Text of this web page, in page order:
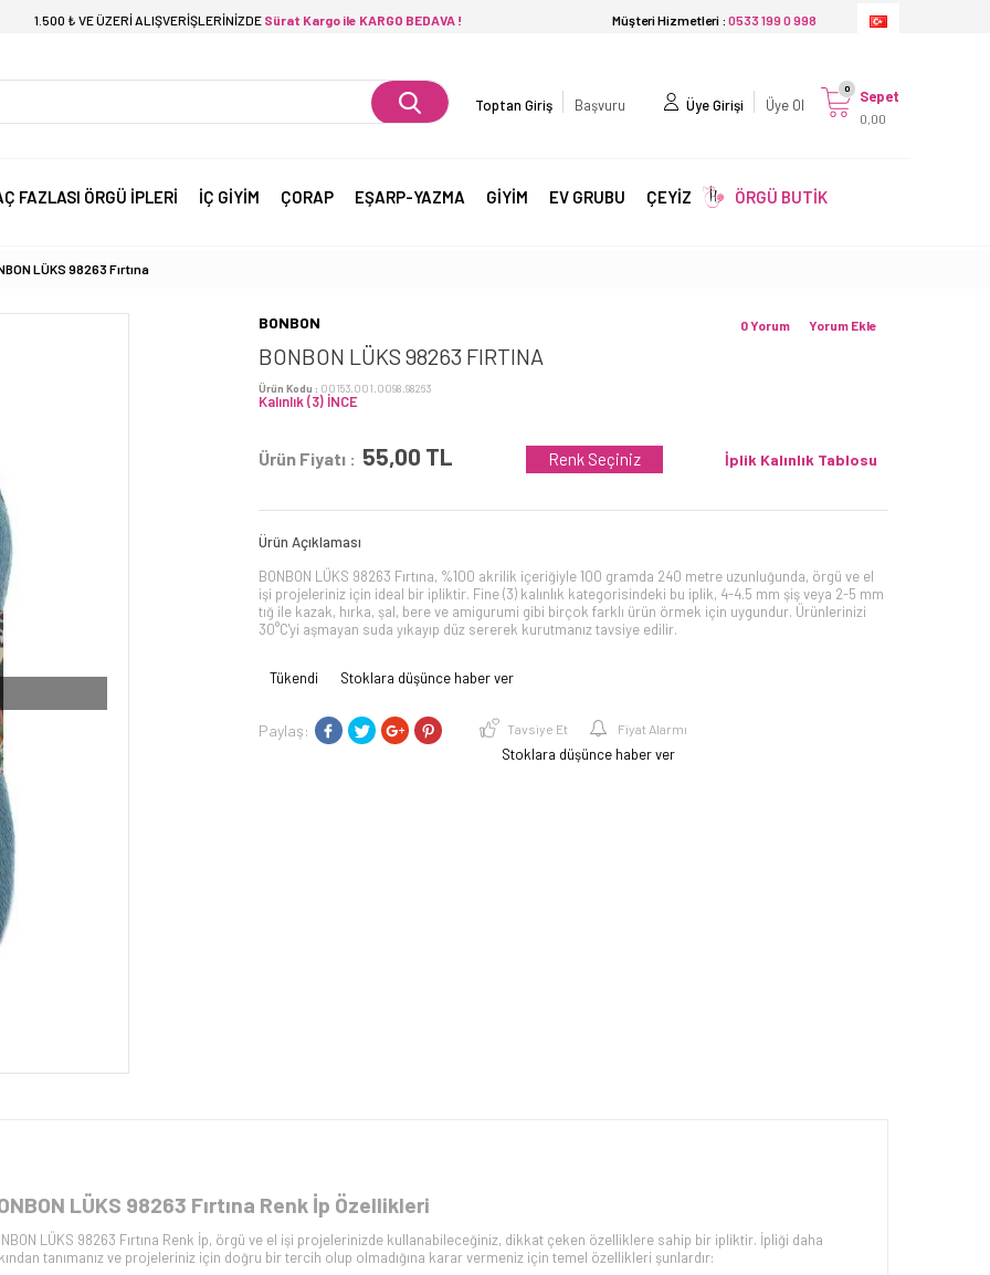
1.500 ₺ VE ÜZERİ ALIŞVERİŞLERİNİZDE Sürat Kargo ile KARGO BEDAVA ! Müşteri Hizmetleri : 0533 199 0 998
Başvuru
Toptan Giriş Üye Girişi Üye Ol Sepet
0,00
0
FAZLASI ÖRGÜ İPLERİ İÇ GİYİM ÇORAP EŞARP-YAZMA GİYİM EV GRUBU ÇEYİZ ÖRGÜ BUTİK
LÜKS 98263 Fırtına
BONBON
BONBON LÜKS 98263 FIRTINA
Ürün Kodu : 00153.001.0098.98263
Kalınlık (3) İNCE
Yorum Ekle
0 Yorum
Ürün Fiyatı : 55,00 TL İplik Kalınlık Tablosu
Renk Seçiniz
Ürün Açıklaması
BONBON LÜKS 98263 Fırtına, %100 akrilik içeriğiyle 100 gramda 240 metre uzunluğunda, örgü ve el
işi projeleriniz için ideal bir ipliktir. Fine (3) kalınlık kategorisindeki bu iplik, 4-4.5 mm şiş veya 2-5 mm
tığ ile kazak, hırka, şal, bere ve amigurumi gibi birçok farklı ürün örmek için uygundur. Ürünlerinizi
30°C'yi aşmayan suda yıkayıp düz sererek kurutmanız tavsiye edilir.
Tükendi Stoklara düşünce haber ver
Paylaş: Tavsiye Et Fiyat Alarmı
Stoklara düşünce haber ver
LÜKS 98263 Fırtına Renk İp Özellikleri
LÜKS 98263 Fırtına Renk İp, örgü ve el işi projelerinizde kullanabileceğiniz, dikkat çeken özelliklere sahip bir ipliktir. İpliği daha
tanımanız ve projeleriniz için doğru bir tercih olup olmadığına karar vermeniz için temel özellikleri şunlardır: